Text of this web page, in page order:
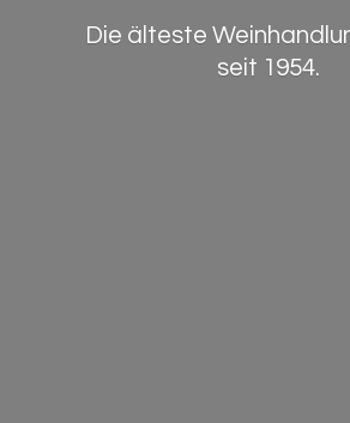
Die älteste
seit 1954.